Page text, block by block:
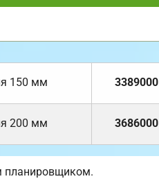
150 мм 3389000
200 мм 3686000
планировщиком.